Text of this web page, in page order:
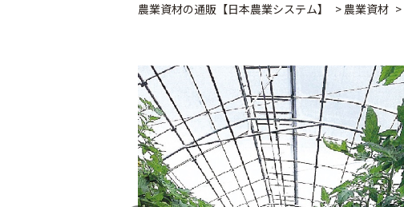
農業資材の通販【日本農業システム】 > 農業資材 >